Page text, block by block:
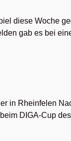
diese Woche
gab es bei
in Rheinfelen
DIGA-Cup